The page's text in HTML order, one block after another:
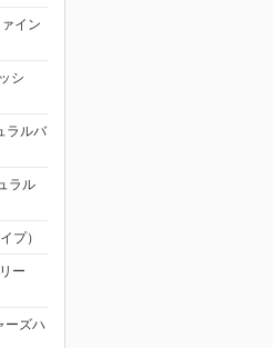
イン
シ
ラルバ
ラル
プ）
ー
ーズハ